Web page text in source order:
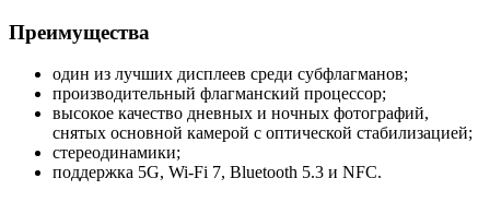
Преимущества
один из лучших дисплеев среди субфлагманов;
производительный флагманский процессор;
высокое качество дневных и ночных фотографий,
снятых основной камерой с оптической стабилизацией;
стереодинамики;
поддержка 5G, Wi-Fi 7, Bluetooth 5.3 и NFC.